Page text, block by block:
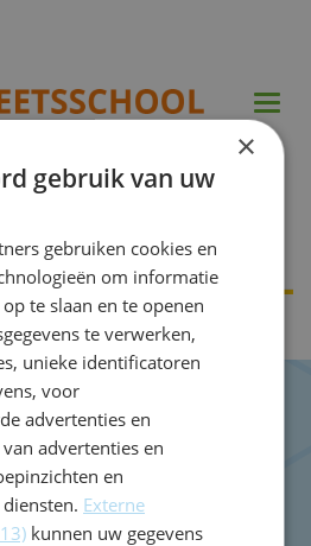
5-6
3
×
gebruik van uw
gebruiken cookies en
om informatie
te slaan en te openen
te verwerken,
unieke identificatoren
voor
advertenties en
advertenties en
en
Externe
kunnen uw gegevens